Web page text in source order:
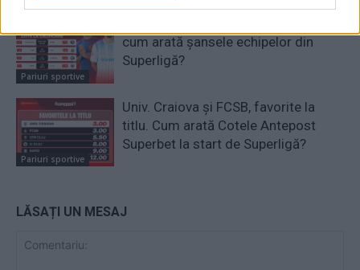
Pariuri sportive
cum arată șansele echipelor din
Superligă?
Pariuri sportive
Univ. Craiova și FCSB, favorite la
titlu. Cum arată Cotele Antepost
Superbet la start de Superligă?
LĂSAȚI UN MESAJ